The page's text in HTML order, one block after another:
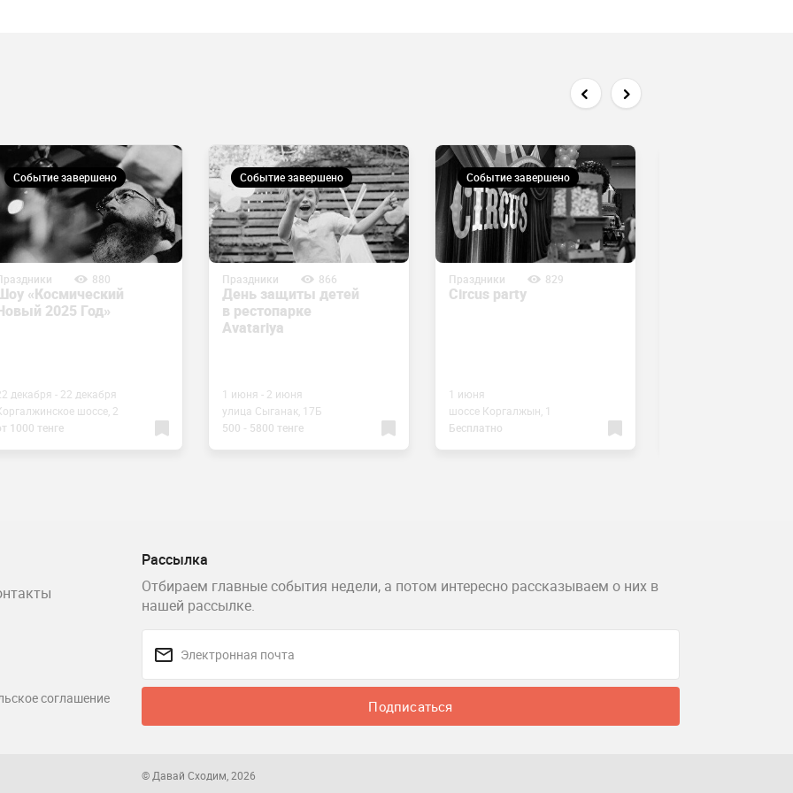
Событие завершено
880
«Космический
2025 Год»
декабря - 22 декабря
шоссе, 2
1000 тенге
Событие завершено
Праздники 866
День защиты детей
в рестопарке
Avatariya
1 июня - 2 июня
улица Сыганак, 17Б
500 - 5800 тенге
Событие завершено
Праздники 829
Circus party
1 июня
шоссе Коргалжын, 1
Бесплатно
Рассылка
Отбираем главные события недели, а потом интересно рассказываем о них в
нашей рассылке.
Подписаться
соглашение
© Давай Сходим, 2026